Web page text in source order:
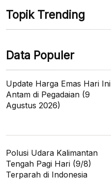
Topik Trending
Data Populer
Update Harga Emas Hari Ini
Antam di Pegadaian (9
Agustus 2026)
Polusi Udara Kalimantan
Tengah Pagi Hari (9/8)
Terparah di Indonesia